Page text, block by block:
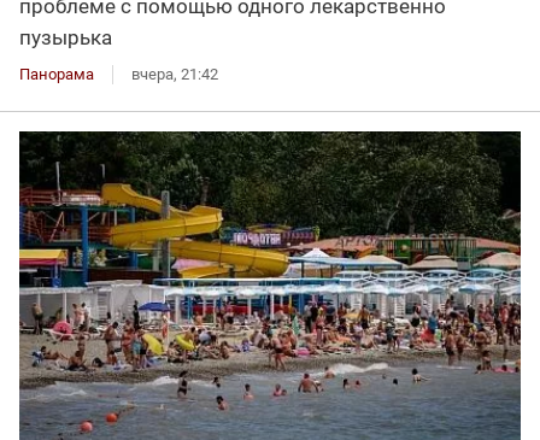
проблеме с помощью одного лекарственно
пузырька
Панорама вчера, 21:42